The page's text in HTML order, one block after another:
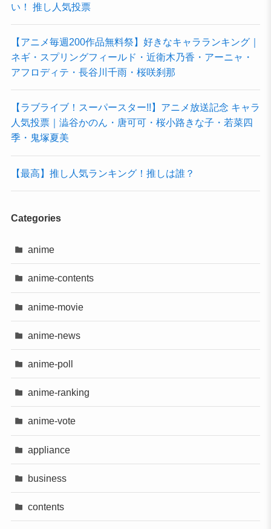
い！ 推し人気投票
【アニメ毎週200作品無料祭】好きなキャラランキング｜
ネギ・スプリングフィールド・近衛木乃香・アーニャ・
アフロディテ・長谷川千雨・桜咲刹那
【ラブライブ！スーパースター!!】アニメ放送記念 キャラ
人気投票｜澁谷かのん・唐可可・桜小路きな子・若菜四
季・鬼塚夏美
【最高】推し人気ランキング！推しは誰？
Categories
anime
anime-contents
anime-movie
anime-news
anime-poll
anime-ranking
anime-vote
appliance
business
contents